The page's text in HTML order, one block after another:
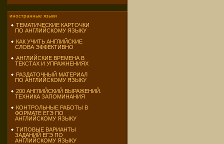
иностранные языки
ТЕМАТИЧЕСКИЕ КАРТОЧКИ
ПО АНГЛИЙСКОМУ ЯЗЫКУ
КАК УЧИТЬ АНГЛИЙСКИЕ
СЛОВА ЭФФЕКТИВНО
АНГЛИЙСКИЕ ВРЕМЕНА В
ТЕКСТАХ И УПРАЖНЕНИЯХ
РАЗДАТОЧНЫЙ МАТЕРИАЛ
ПО АНГЛИЙСКОМУ ЯЗЫКУ
200 АНГЛИЙСКИЙ ВЫРАЖЕНИЙ.
ТЕХНИКА ЗАПОМИНАНИЯ
КОНТРОЛЬНЫЕ РАБОТЫ В
ФОРМАТЕ ЕГЭ ПО
АНГЛИЙСКОМУ ЯЗЫКУ
ТИПОВЫЕ ВАРИАНТЫ
ЗАДАНИЙ ЕГЭ ПО
АНГЛИЙСКОМУ ЯЗЫКУ